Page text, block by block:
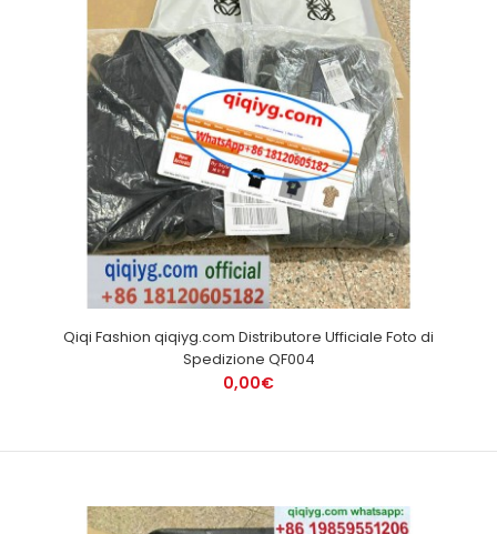
Qiqi Fashion qiqiyg.com Distributore Ufficiale Foto di
Spedizione QF004
0,00€